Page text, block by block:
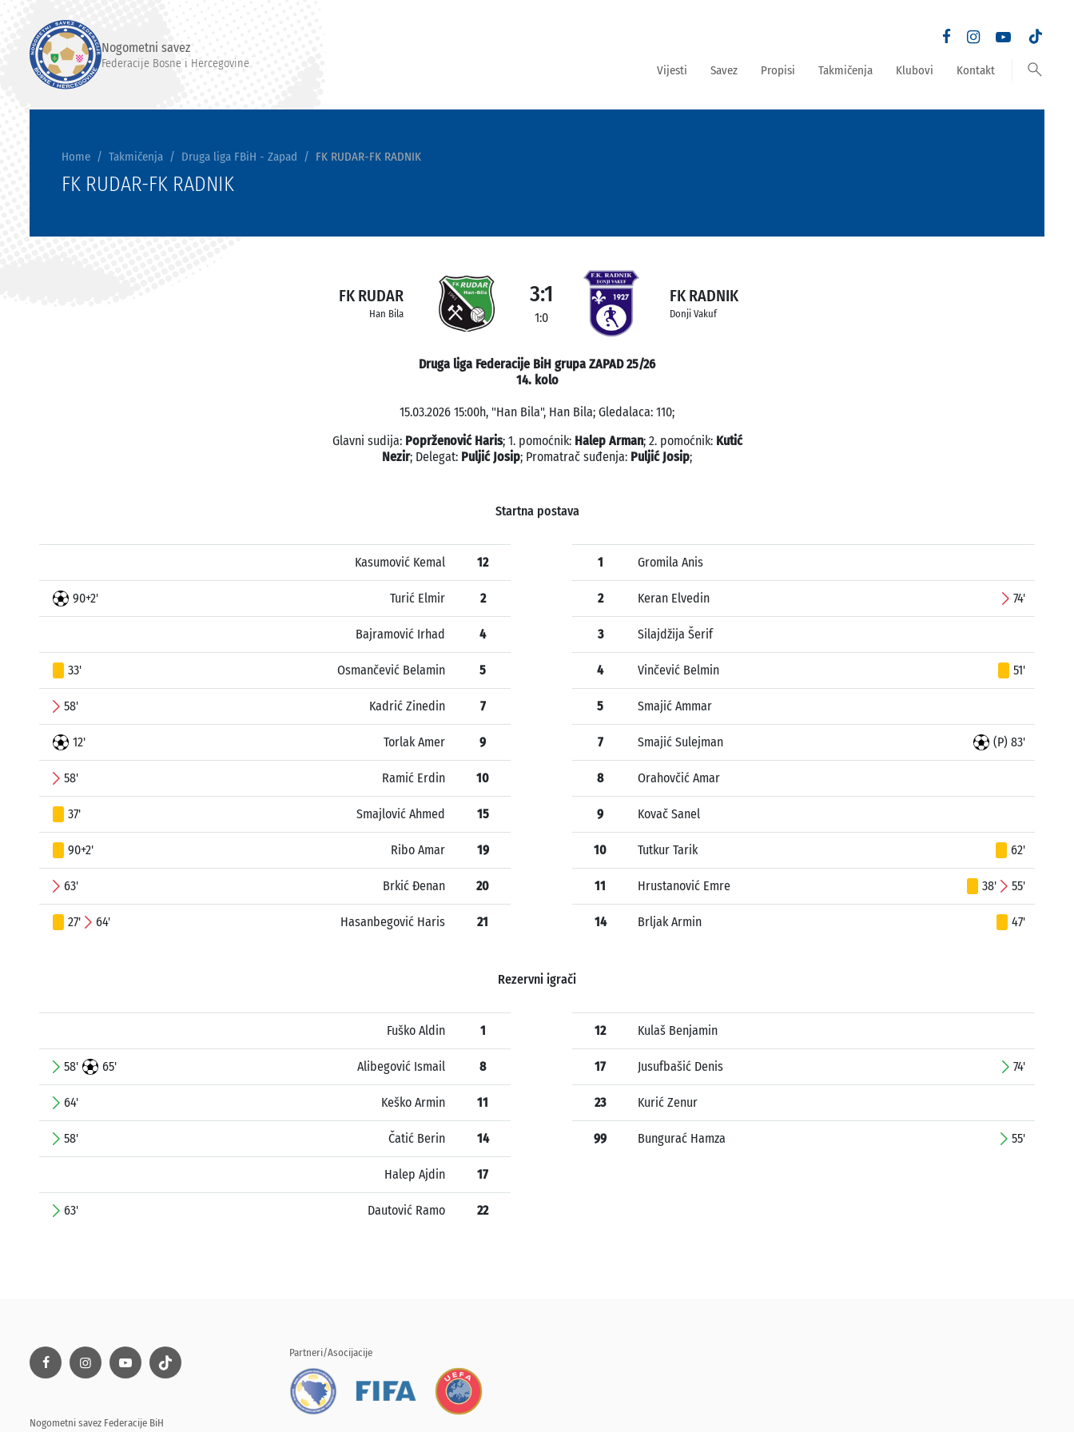
Nogometni savez
Federacije Bosne i Hercegovine Vijesti Savez Propisi Takmičenja Klubovi Kontakt search
Home Takmičenja Druga liga FBiH - Zapad FK RUDAR-FK RADNIK
FK RUDAR-FK RADNIK
FK RUDAR
Han Bila
3:1
1:0
FK RADNIK
Donji Vakuf
Druga liga Federacije BiH grupa ZAPAD 25/26
14. kolo
15.03.2026 15:00h, "Han Bila", Han Bila; Gledalaca: 110;
Glavni sudija: Poprženović Haris; 1. pomoćnik: Halep Arman; 2. pomoćnik: Kutić
Nezir; Delegat: Puljić Josip; Promatrač suđenja: Puljić Josip;
Startna postava
Kasumović Kemal 12
90+2' Turić Elmir 2
Bajramović Irhad 4
33' Osmančević Belamin 5
58' Kadrić Zinedin 7
12' Torlak Amer 9
58' Ramić Erdin 10
37' Smajlović Ahmed 15
90+2' Ribo Amar 19
63' Brkić Đenan 20
27' 64' Hasanbegović Haris 21
1 Gromila Anis
2 Keran Elvedin 74'
3 Silajdžija Šerif
4 Vinčević Belmin 51'
5 Smajić Ammar
7 Smajić Sulejman (P) 83'
8 Orahovčić Amar
9 Kovač Sanel
10 Tutkur Tarik 62'
11 Hrustanović Emre 38' 55'
14 Brljak Armin 47'
Rezervni igrači
Fuško Aldin 1
58' 65' Alibegović Ismail 8
64' Keško Armin 11
58' Čatić Berin 14
Halep Ajdin 17
63' Dautović Ramo 22
12 Kulaš Benjamin
17 Jusufbašić Denis 74'
23 Kurić Zenur
99 Bungurać Hamza 55'
Nogometni savez Federacije BiH
Partneri/Asocijacije